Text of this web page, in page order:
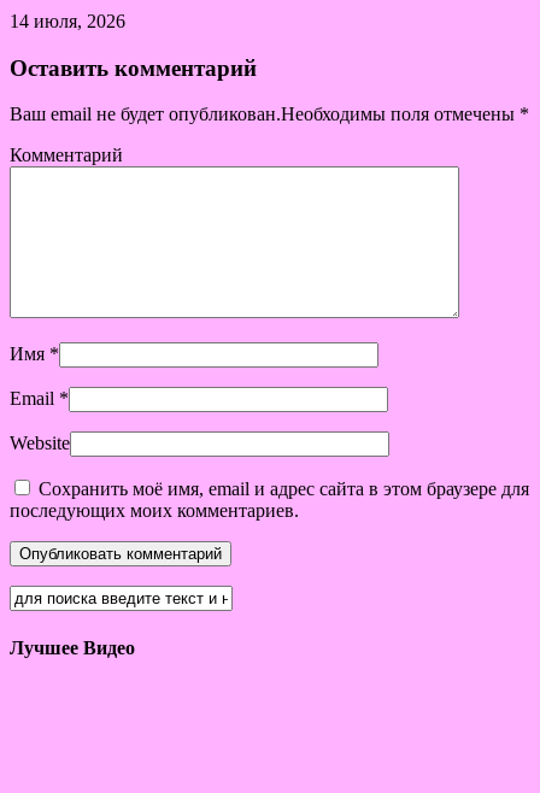
14 июля, 2026
Оставить комментарий
Ваш email не будет опубликован.Необходимы поля отмечены *
Комментарий
Имя *
Email *
Website
Сохранить моё имя, email и адрес сайта в этом браузере для
последующих моих комментариев.
Лучшее Видео